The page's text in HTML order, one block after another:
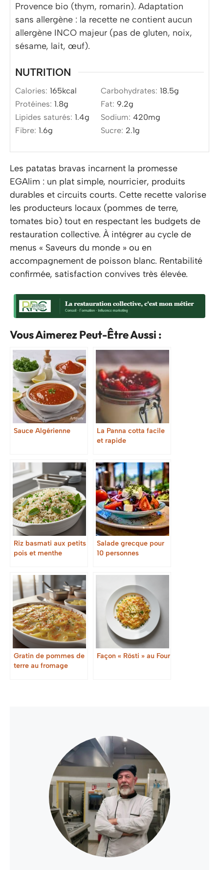
Provence bio (thym, romarin). Adaptation
sans allergène : la recette ne contient aucun
allergène INCO majeur (pas de gluten, noix,
sésame, lait, œuf).
NUTRITION
Calories: 165kcal Carbohydrates: 18.5g
Protéines: 1.8g Fat: 9.2g
Lipides saturés: 1.4g Sodium: 420mg
Fibre: 1.6g Sucre: 2.1g
Les patatas bravas incarnent la promesse
EGAlim : un plat simple, nourricier, produits
durables et circuits courts. Cette recette valorise
les producteurs locaux (pommes de terre,
tomates bio) tout en respectant les budgets de
restauration collective. À intégrer au cycle de
menus « Saveurs du monde » ou en
accompagnement de poisson blanc. Rentabilité
confirmée, satisfaction convives très élevée.
Vous Aimerez Peut-Être Aussi :
Sauce Algérienne
La Panna cotta facile
et rapide
Riz basmati aux petits
pois et menthe
Salade grecque pour
10 personnes
Gratin de pommes de
terre au fromage
Façon « Rösti » au Four